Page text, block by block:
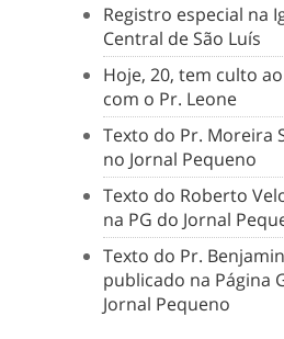
Registro especial na
Central de São Luís
Hoje, 20, tem culto
com o Pr. Leone
Texto do Pr. Moreira
no Jornal Pequeno
Texto do Roberto
na PG do Jornal
Texto do Pr.
publicado na Página
Jornal Pequeno